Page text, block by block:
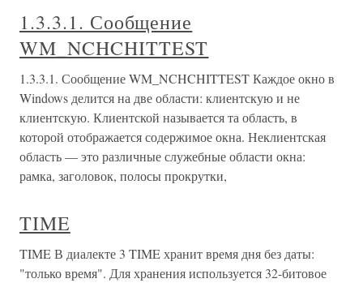
1.3.3.1. Сообщение
WM_NCHCHITTEST
1.3.3.1. Сообщение WM_NCHCHITTEST Каждое окно в
Windows делится на две области: клиентскую и не
клиентскую. Клиентской называется та область, в
которой отображается содержимое окна. Неклиентская
область — это различные служебные области окна:
рамка, заголовок, полосы прокрутки,
TIME
TIME В диалекте 3 TIME хранит время дня без даты:
"только время". Для хранения используется 32-битовое